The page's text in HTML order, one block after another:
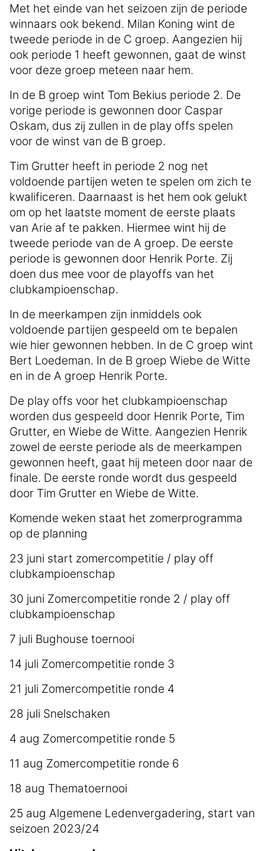
Met het einde van het seizoen zijn de periode
winnaars ook bekend. Milan Koning wint de
tweede periode in de C groep. Aangezien hij
ook periode 1 heeft gewonnen, gaat de winst
voor deze groep meteen naar hem.
In de B groep wint Tom Bekius periode 2. De
vorige periode is gewonnen door Caspar
Oskam, dus zij zullen in de play offs spelen
voor de winst van de B groep.
Tim Grutter heeft in periode 2 nog net
voldoende partijen weten te spelen om zich te
kwalificeren. Daarnaast is het hem ook gelukt
om op het laatste moment de eerste plaats
van Arie af te pakken. Hiermee wint hij de
tweede periode van de A groep. De eerste
periode is gewonnen door Henrik Porte. Zij
doen dus mee voor de playoffs van het
clubkampioenschap.
In de meerkampen zijn inmiddels ook
voldoende partijen gespeeld om te bepalen
wie hier gewonnen hebben. In de C groep wint
Bert Loedeman. In de B groep Wiebe de Witte
en in de A groep Henrik Porte.
De play offs voor het clubkampioenschap
worden dus gespeeld door Henrik Porte, Tim
Grutter, en Wiebe de Witte. Aangezien Henrik
zowel de eerste periode als de meerkampen
gewonnen heeft, gaat hij meteen door naar de
finale. De eerste ronde wordt dus gespeeld
door Tim Grutter en Wiebe de Witte.
Komende weken staat het zomerprogramma
op de planning
23 juni start zomercompetitie / play off
clubkampioenschap
30 juni Zomercompetitie ronde 2 / play off
clubkampioenschap
7 juli Bughouse toernooi
14 juli Zomercompetitie ronde 3
21 juli Zomercompetitie ronde 4
28 juli Snelschaken
4 aug Zomercompetitie ronde 5
11 aug Zomercompetitie ronde 6
18 aug Thematoernooi
25 aug Algemene Ledenvergadering, start van
seizoen 2023/24